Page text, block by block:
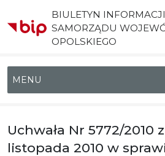
BIULETYN
SAMORZĄDU
OPOLSKIEGO
Menu główne
Uchwała Nr 5772/2010
listopada 2010 w